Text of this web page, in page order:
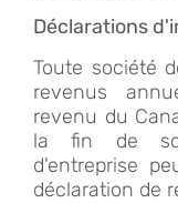
Déclarations
Toute société
revenus
revenu du
la fin de
d'entreprise
déclaration de